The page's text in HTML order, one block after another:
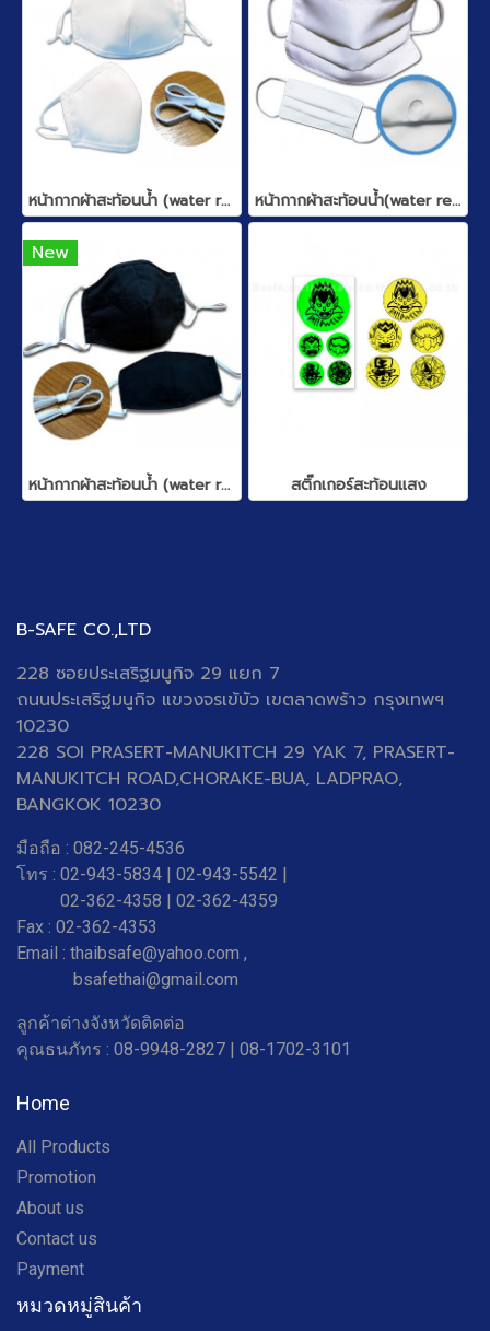
หน้ากากผ้าสะท้อนน้ำ (water repellent) หน้ากากผ้าสะท้อนน้ำ(water repellent)
New
หน้ากากผ้าสะท้อนน้ำ (water repellent) สติ๊กเกอร์สะท้อนแสง
B-SAFE CO.,LTD
228 ซอยประเสริฐมนูกิจ 29 แยก 7
ถนนประเสริฐมนูกิจ แขวงจรเข้บัว เขตลาดพร้าว กรุงเทพฯ
10230
228 SOI PRASERT-MANUKITCH 29 YAK 7, PRASERT-
MANUKITCH ROAD,CHORAKE-BUA, LADPRAO,
BANGKOK 10230
มือถือ : 082-245-4536
โทร : 02-943-5834 | 02-943-5542 |
02-362-4358 | 02-362-4359
Fax : 02-362-4353
Email : thaibsafe@yahoo.com ,
bsafethai@gmail.com
ลูกค้าต่างจังหวัดติดต่อ
คุณธนภัทร : 08-9948-2827 | 08-1702-3101
Home
All Products
Promotion
About us
Contact us
Payment
หมวดหมู่สินค้า